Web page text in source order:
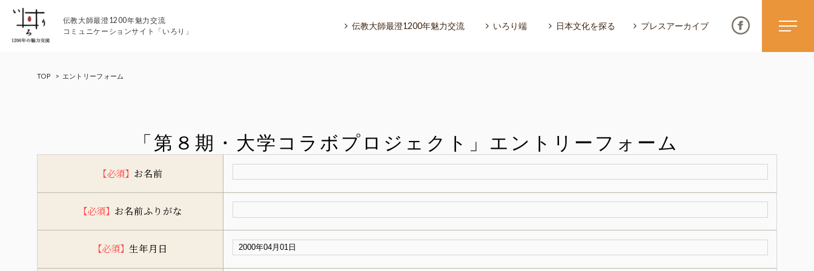
伝教大師最澄1200年魅力交流
コミュニケーションサイト「いろり」
伝教大師最澄1200年魅力交流 いろり端 日本文化を探る プレスアーカイブ
伝教大師最澄1200年魅力交流委員会とは
大学コラボプロジェクト
探訪「1200年の魅力交流」 お問い合わせ
TOP > エントリーフォーム
「第８期・大学コラボプロジェクト」エントリーフォーム
【必須】 お名前
【必須】 お名前ふりがな
【必須】生年月日